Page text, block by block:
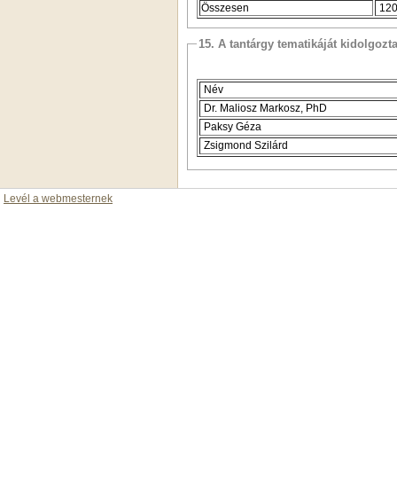
Összesen
120
15. A tantárgy tematikáját kidolgozta
Név
Dr. Maliosz Markosz, PhD
Paksy Géza
Zsigmond Szilárd
Levél a webmesternek